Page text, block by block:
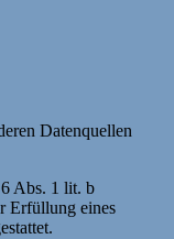
Datenquellen
Abs. 1 lit. b
Erfüllung eines